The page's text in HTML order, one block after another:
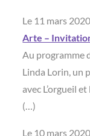
Le 11 mars 2020
Arte –
Au programme
Linda Lorin, un
avec L’orgueil
(…)
Le 10 mars 2020